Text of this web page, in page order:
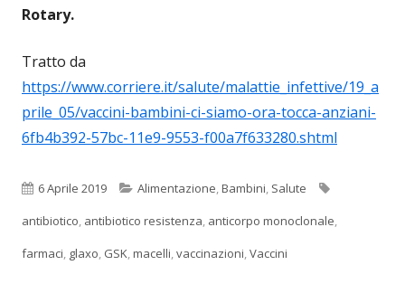
Rotary.
Tratto da
https://www.corriere.it/salute/malattie_infettive/19_a
prile_05/vaccini-bambini-ci-siamo-ora-tocca-anziani-
6fb4b392-57bc-11e9-9553-f00a7f633280.shtml
Pubblicato
6 Aprile 2019 Categorie
Alimentazione,Bambini, Salute
antibiotico, antibiotico resistenza, anticorpo monoclonale,
farmaci, glaxo, GSK,macelli,vaccinazioni,Vaccini